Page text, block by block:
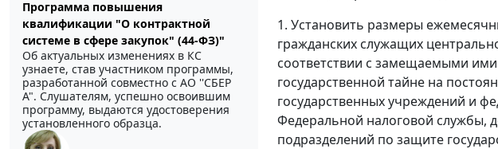
Программа повышения
квалификации "О контрактной
системе в сфере закупок" (44-ФЗ)"
Об актуальных изменениях в КС
узнаете, став участником программы,
разработанной совместно с АО ''СБЕР
А". Слушателям, успешно освоившим
программу, выдаются удостоверения
установленного образца.
1. Установить размеры
гражданских служащих
соответствии с замещаемыми
государственной тайне на
государственных учреждений и
Федеральной налоговой службы,
подразделений по защите